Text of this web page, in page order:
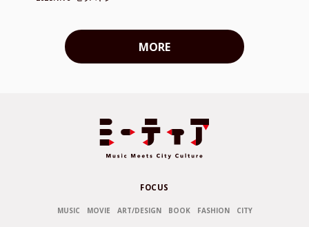
MORE
FOCUS
MUSIC MOVIE ART/DESIGN BOOK FASHION CITY